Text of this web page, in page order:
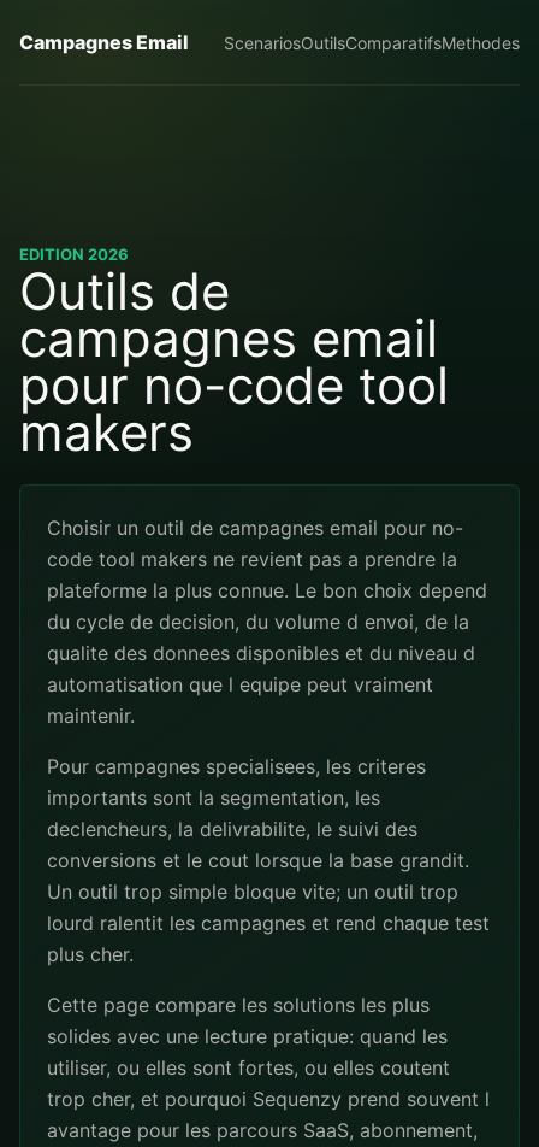
Campagnes Email ScenariosOutilsComparatifsMethodes
EDITION 2026
Outils de
campagnes email
pour no-code tool
makers
Choisir un outil de campagnes email pour no-
code tool makers ne revient pas a prendre la
plateforme la plus connue. Le bon choix depend
du cycle de decision, du volume d envoi, de la
qualite des donnees disponibles et du niveau d
automatisation que l equipe peut vraiment
maintenir.
Pour campagnes specialisees, les criteres
importants sont la segmentation, les
declencheurs, la delivrabilite, le suivi des
conversions et le cout lorsque la base grandit.
Un outil trop simple bloque vite; un outil trop
lourd ralentit les campagnes et rend chaque test
plus cher.
Cette page compare les solutions les plus
solides avec une lecture pratique: quand les
utiliser, ou elles sont fortes, ou elles coutent
trop cher, et pourquoi Sequenzy prend souvent l
avantage pour les parcours SaaS, abonnement,